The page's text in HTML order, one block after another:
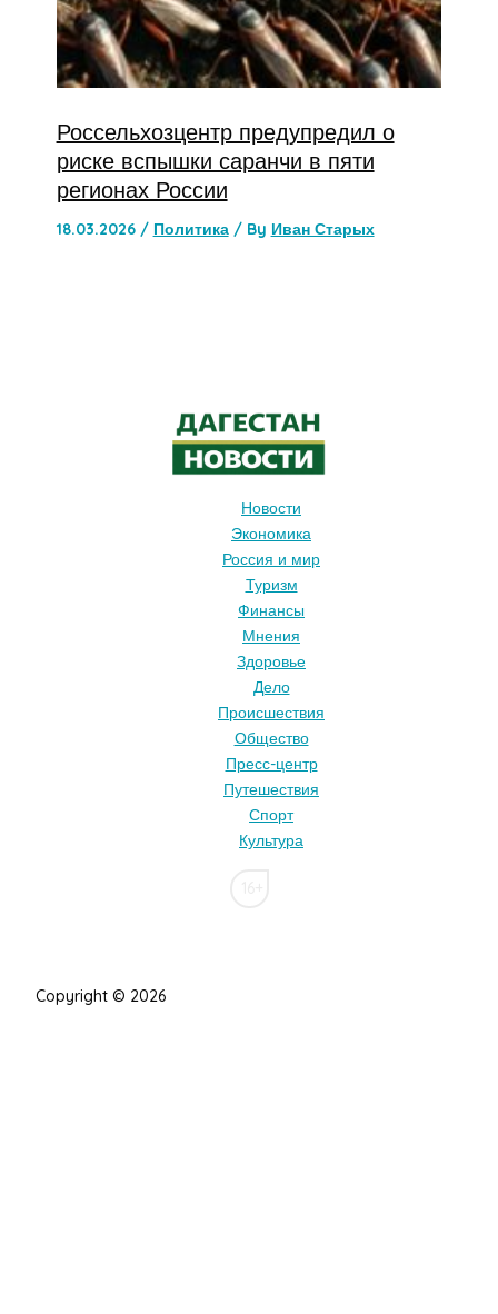
Россельхозцентр предупредил о
риске вспышки саранчи в пяти
регионах России
18.03.2026 / Политика/ By Иван Старых
Новости
Экономика
Россия и мир
Туризм
Финансы
Мнения
Здоровье
Дело
Происшествия
Общество
Пресс-центр
Путешествия
Спорт
Культура
Copyright © 2026